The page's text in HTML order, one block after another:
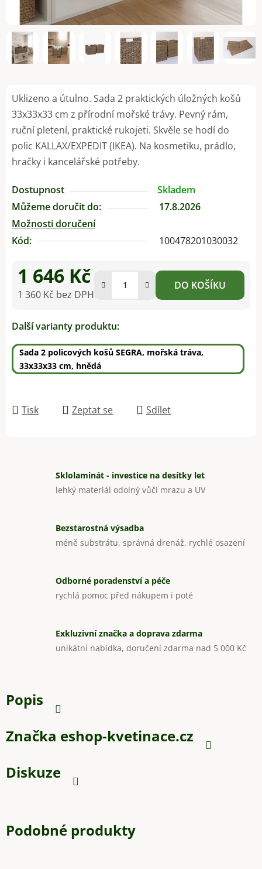
Uklizeno a útulno. Sada 2 praktických úložných košů
33x33x33 cm z přírodní mořské trávy. Pevný rám,
ruční pletení, praktické rukojeti. Skvěle se hodí do
polic KALLAX/EXPEDIT (IKEA). Na kosmetiku, prádlo,
hračky i kancelářské potřeby.
Dostupnost
Skladem
Můžeme doručit do:
17.8.2026
Možnosti doručení
Kód:
100478201030032
1 646 Kč
1 360 Kč bez DPH
DO KOŠÍKU
Další varianty produktu:
Sada 2 policových košů SEGRA, mořská tráva,
33x33x33 cm, hnědá
Tisk Zeptat se Sdílet
Sklolaminát - investice na desítky let
lehký materiál odolný vůči mrazu a UV
Bezstarostná výsadba
méně substrátu, správná drenáž, rychlé osazení
Odborné poradenství a péče
rychlá pomoc před nákupem i poté
Exkluzivní značka a doprava zdarma
unikátní nabídka, doručení zdarma nad 5 000 Kč
Popis
Značka eshop-kvetinace.cz
Diskuze
Podobné produkty